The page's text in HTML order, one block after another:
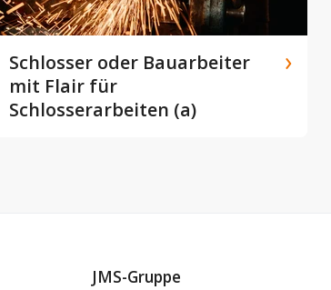
Schlosser oder Bauarbeiter
mit Flair für
Schlosserarbeiten (a)
JMS-Gruppe